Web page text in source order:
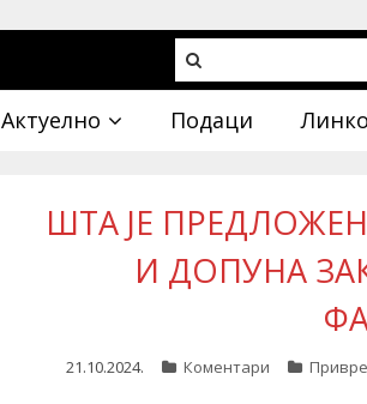
Актуелно Подаци
ШТА ЈЕ
И ДОПУНА
21.10.2024. Коментари